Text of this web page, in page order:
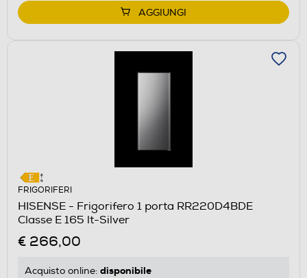
AGGIUNGI
FRIGORIFERI
HISENSE - Frigorifero 1 porta RR220D4BDE
Classe E 165 lt-Silver
€ 266,00
Acquisto online: disponibile